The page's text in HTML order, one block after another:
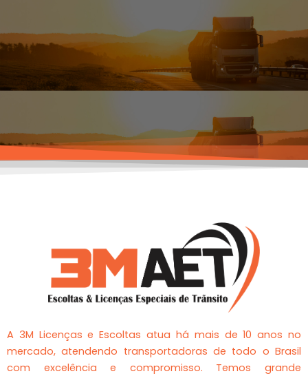
A 3M Licenças e Escoltas atua há mais de 10 anos no
mercado, atendendo transportadoras de todo o Brasil
com excelência e compromisso. Temos grande